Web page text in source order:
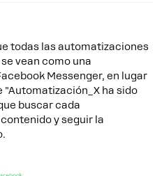
todas las automatizaciones
vean como una
Messenger, en lugar
"Automatización_X ha sido
buscar cada
y seguir la